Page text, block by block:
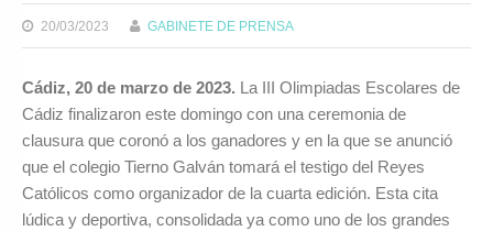
20/03/2023 GABINETE DE PRENSA
Cádiz, 20 de marzo de 2023. La III Olimpiadas Escolares de
Cádiz finalizaron este domingo con una ceremonia de
clausura que coronó a los ganadores y en la que se anunció
que el colegio Tierno Galván tomará el testigo del Reyes
Católicos como organizador de la cuarta edición. Esta cita
lúdica y deportiva, consolidada ya como uno de los grandes